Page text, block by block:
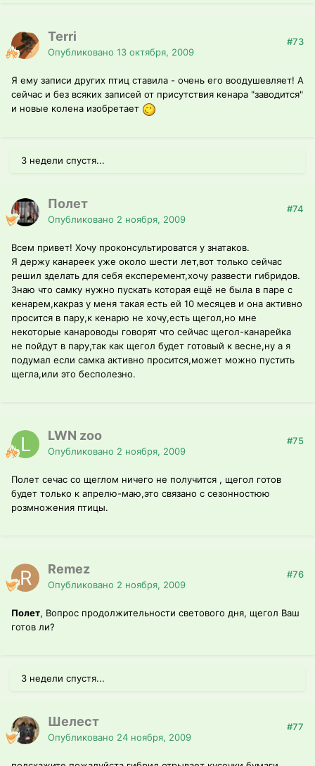
Terri
Опубликовано 13 октября, 2009
#73
Я ему записи других птиц ставила - очень его воодушевляет! А
сейчас и без всяких записей от присутствия кенара "заводится"
и новые колена изобретает
3 недели спустя...
Полет
Опубликовано 2 ноября, 2009
#74
Всем привет! Хочу проконсультироватся у знатаков.
Я держу канареек уже около шести лет,вот только сейчас
решил зделать для себя експеремент,хочу развести гибридов.
Знаю что самку нужно пускать которая ещё не была в паре с
кенарем,какраз у меня такая есть ей 10 месяцев и она активно
просится в пару,к кенарю не хочу,есть щегол,но мне
некоторые канароводы говорят что сейчас щегол-канарейка
не пойдут в пару,так как щегол будет готовый к весне,ну а я
подумал если самка активно просится,может можно пустить
щегла,или это бесполезно.
LWN zoo
Опубликовано 2 ноября, 2009
#75
Полет сечас со щеглом ничего не получится , щегол готов
будет только к апрелю-маю,это связано с сезонностюю
розмножения птицы.
Remez
Опубликовано 2 ноября, 2009
#76
Полет, Вопрос продолжительности светового дня, щегол Ваш
готов ли?
3 недели спустя...
Шелест
Опубликовано 24 ноября, 2009
#77